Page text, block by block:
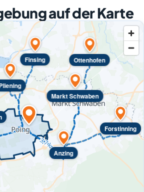
auf der Karte
Anzing
Markt Schwaben
Finsing Ottenhofen
Forstinning